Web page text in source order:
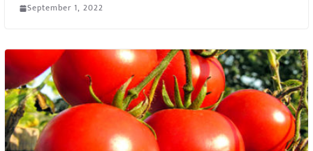
September 1, 2022